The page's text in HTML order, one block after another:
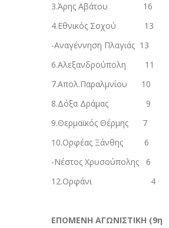
3.Άρης Αβάτου 16
4.Εθνικός Σοχού 13
-Αναγέννηση Πλαγιάς 13
6.Αλεξανδρούπολη 11
7.Απολ.Παραλμνίου 10
8.Δόξα Δράμας 9
9.Θερμαϊκός Θέρμης 7
10.Ορφέας Ξάνθης 6
-Νέστος Χρυσούπολης 6
12.Ορφάνι 4
ΕΠΟΜΕΝΗ ΑΓΩΝΙΣΤΙΚΗ (9η